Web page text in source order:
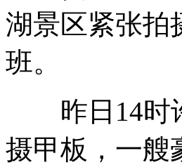
湖景区紧张拍
班。
昨日14时许
摄甲板，一艘